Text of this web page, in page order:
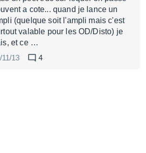
a cote... quand je lance un
(quelque soit l'ampli mais c'est
valable pour les OD/Disto) je
et ce …
11/13
4